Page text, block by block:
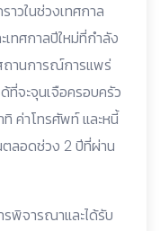
าวในช่วงเทศกาล
เทศกาลปีใหม่ที่กำลัง
ถานการณ์การแพร่
ที่จะจุนเจือครอบครัว
ค่าโทรศัพท์ และหนี้
ลอดช่วง 2 ปีที่ผ่าน
พิจารณาและได้รับ